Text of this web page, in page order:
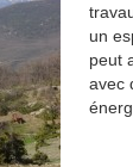
un
peut
avec